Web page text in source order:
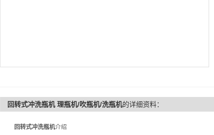
回转式冲洗瓶机 理瓶机/吹瓶机/洗瓶机的详细资料：
回转式冲洗瓶机介绍